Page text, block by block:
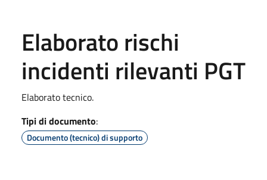
Elaborato rischi
incidenti rilevanti PGT
Elaborato tecnico.
Tipi di documento:
Documento (tecnico) di supporto